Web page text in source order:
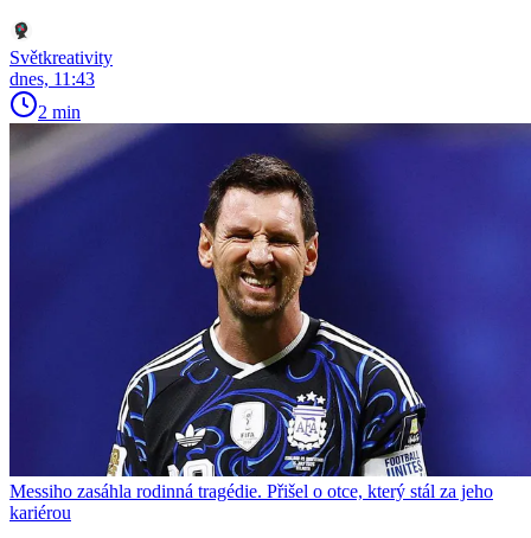
Světkreativity
dnes, 11:43
2 min
Messiho zasáhla rodinná tragédie. Přišel o otce, který stál za jeho
kariérou